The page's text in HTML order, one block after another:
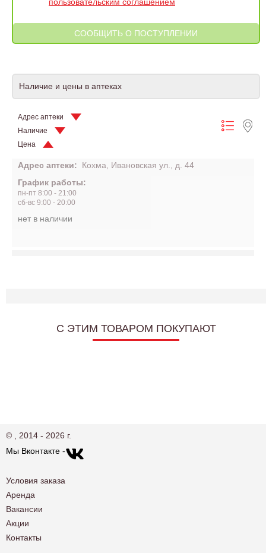
Наличие и цены в аптеках
Адрес аптеки
Наличие
Цена
Адрес аптеки:
Кохма, Ивановская ул., д. 44
График работы:
пн-пт 8:00 - 21:00
сб-вс 9:00 - 20:00
нет в наличии
C ЭТИМ ТОВАРОМ ПОКУПАЮТ
© , 2014 - 2026 г.
Мы Вконтакте -
Условия заказа
Аренда
Вакансии
Акции
Контакты